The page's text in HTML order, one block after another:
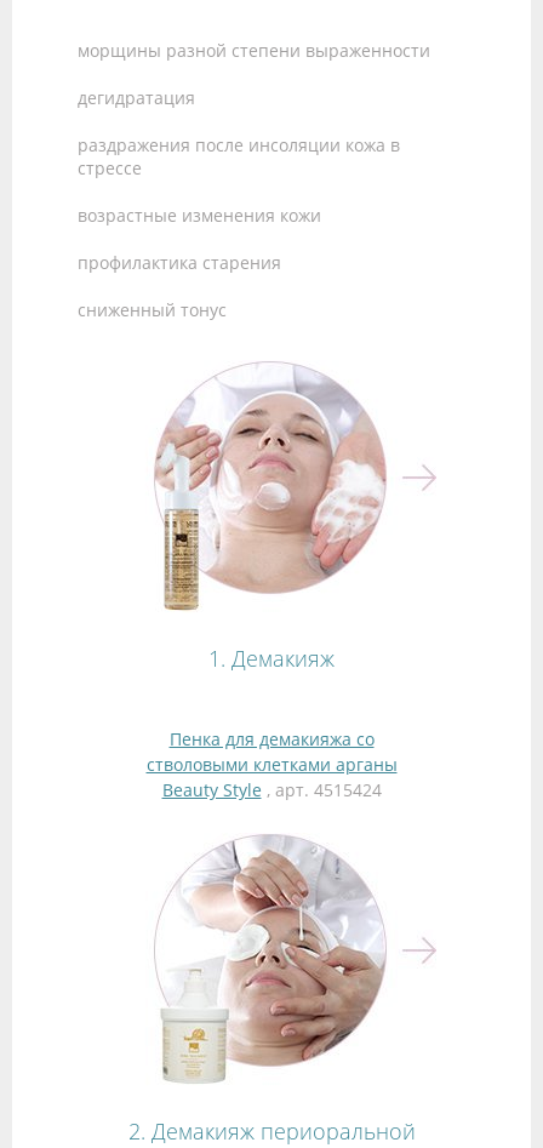
морщины разной степени выраженности
дегидратация
раздражения после инсоляции кожа в
стрессе
возрастные изменения кожи
профилактика старения
сниженный тонус
1. Демакияж
Пенка для демакияжа со
стволовыми клетками арганы
Beauty Style , арт. 4515424
2. Демакияж периоральной